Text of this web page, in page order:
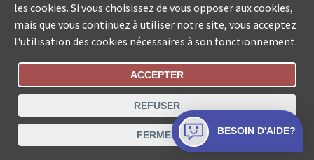
Statut De La Commande
Recherche des offices de Suisse
Protection des données Mentions légales
les cookies. Si vous choisissez de vous opposer aux cookies,
mais que vous continuez à utiliser notre site, vous acceptez
l'utilisation des cookies nécessaires à son fonctionnement.
ACCEPTER
REFUSER
FERMER BESOIN D'AIDE?